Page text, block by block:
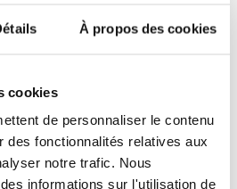
À propos des cookies
cookies
de personnaliser le contenu
des fonctionnalités relatives aux
notre trafic. Nous
informations sur l'utilisation de
: